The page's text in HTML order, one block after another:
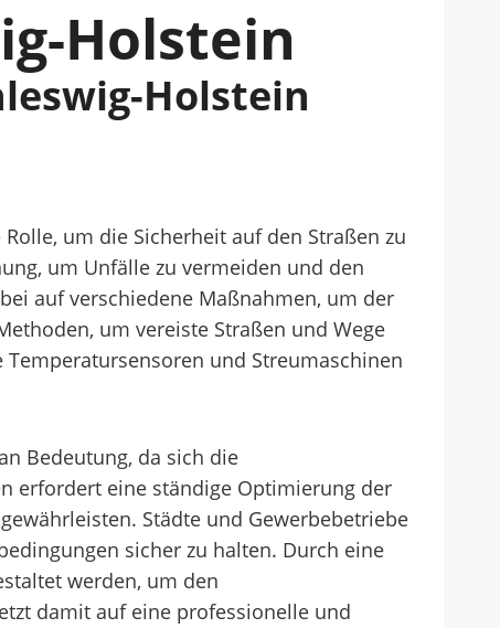
Holstein
Holstein
um die Sicherheit auf den Straßen zu
um Unfälle zu vermeiden und den
auf verschiedene Maßnahmen, um der
um vereiste Straßen und Wege
und Streumaschinen
Bedeutung, da sich die
erfordert eine ständige Optimierung der
Städte und Gewerbebetriebe
sicher zu halten. Durch eine
werden, um den
damit auf eine professionelle und